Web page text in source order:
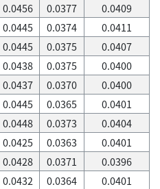
0.0456 0.0377
0.0409
0.0445 0.0374
0.0411
0.0445 0.0375
0.0407
0.0438 0.0375
0.0400
0.0437 0.0370
0.0400
0.0445 0.0365
0.0401
0.0448 0.0373
0.0404
0.0425 0.0363
0.0401
0.0428 0.0371
0.0396
0.0432 0.0364
0.0401